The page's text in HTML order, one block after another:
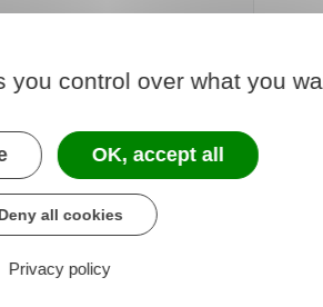
control over what you
OK, accept all
all cookies
Privacy policy